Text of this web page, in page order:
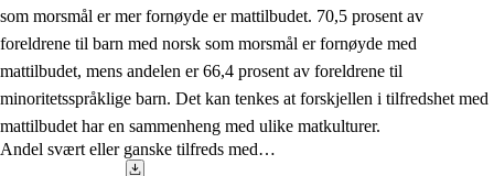
som morsmål er mer fornøyde er mattilbudet. 70,5 prosent av
foreldrene til barn med norsk som morsmål er fornøyde med
mattilbudet, mens andelen er 66,4 prosent av foreldrene til
minoritetsspråklige barn. Det kan tenkes at forskjellen i tilfredshet med
mattilbudet har en sammenheng med ulike matkulturer.
Andel svært eller ganske tilfreds med…